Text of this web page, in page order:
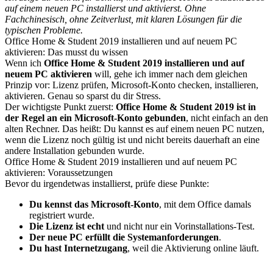
auf einem neuen PC installierst und aktivierst. Ohne
Fachchinesisch, ohne Zeitverlust, mit klaren Lösungen für die
typischen Probleme.
Office Home & Student 2019 installieren und auf neuem PC
aktivieren: Das musst du wissen
Wenn ich Office Home & Student 2019 installieren und auf
neuem PC aktivieren will, gehe ich immer nach dem gleichen
Prinzip vor: Lizenz prüfen, Microsoft-Konto checken, installieren,
aktivieren. Genau so sparst du dir Stress.
Der wichtigste Punkt zuerst: Office Home & Student 2019 ist in
der Regel an ein Microsoft-Konto gebunden, nicht einfach an den
alten Rechner. Das heißt: Du kannst es auf einem neuen PC nutzen,
wenn die Lizenz noch gültig ist und nicht bereits dauerhaft an eine
andere Installation gebunden wurde.
Office Home & Student 2019 installieren und auf neuem PC
aktivieren: Voraussetzungen
Bevor du irgendetwas installierst, prüfe diese Punkte:
Du kennst das Microsoft-Konto, mit dem Office damals
registriert wurde.
Die Lizenz ist echt und nicht nur ein Vorinstallations-Test.
Der neue PC erfüllt die Systemanforderungen.
Du hast Internetzugang, weil die Aktivierung online läuft.